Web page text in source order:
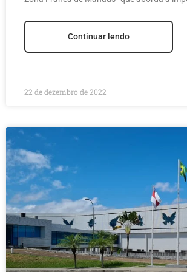
Continuar lendo
22 de dezembro de 2022